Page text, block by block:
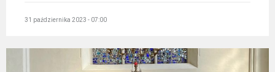
31 października 2023 - 07:00